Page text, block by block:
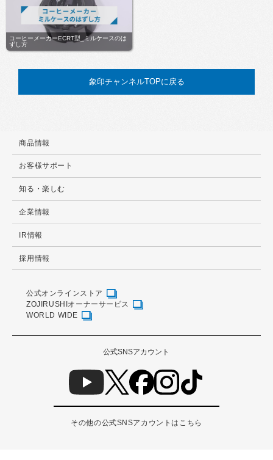
コーヒーメーカーECRT型_ミルケースのは
ずし方
象印チャンネルTOPに戻る
商品情報
お客様サポート
知る・楽しむ
企業情報
IR情報
採用情報
公式オンラインストア
ZOJIRUSHIオーナーサービス
WORLD WIDE
公式SNSアカウント
その他の公式SNSアカウントはこちら